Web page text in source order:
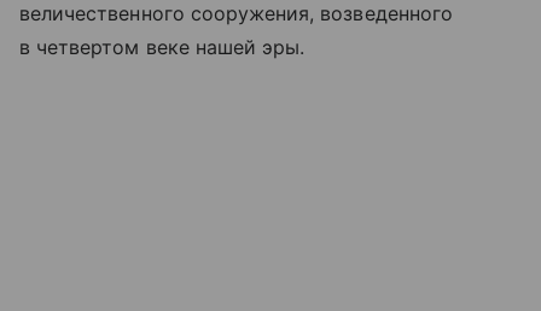
величественного сооружения, возведенного
в четвертом веке нашей эры.